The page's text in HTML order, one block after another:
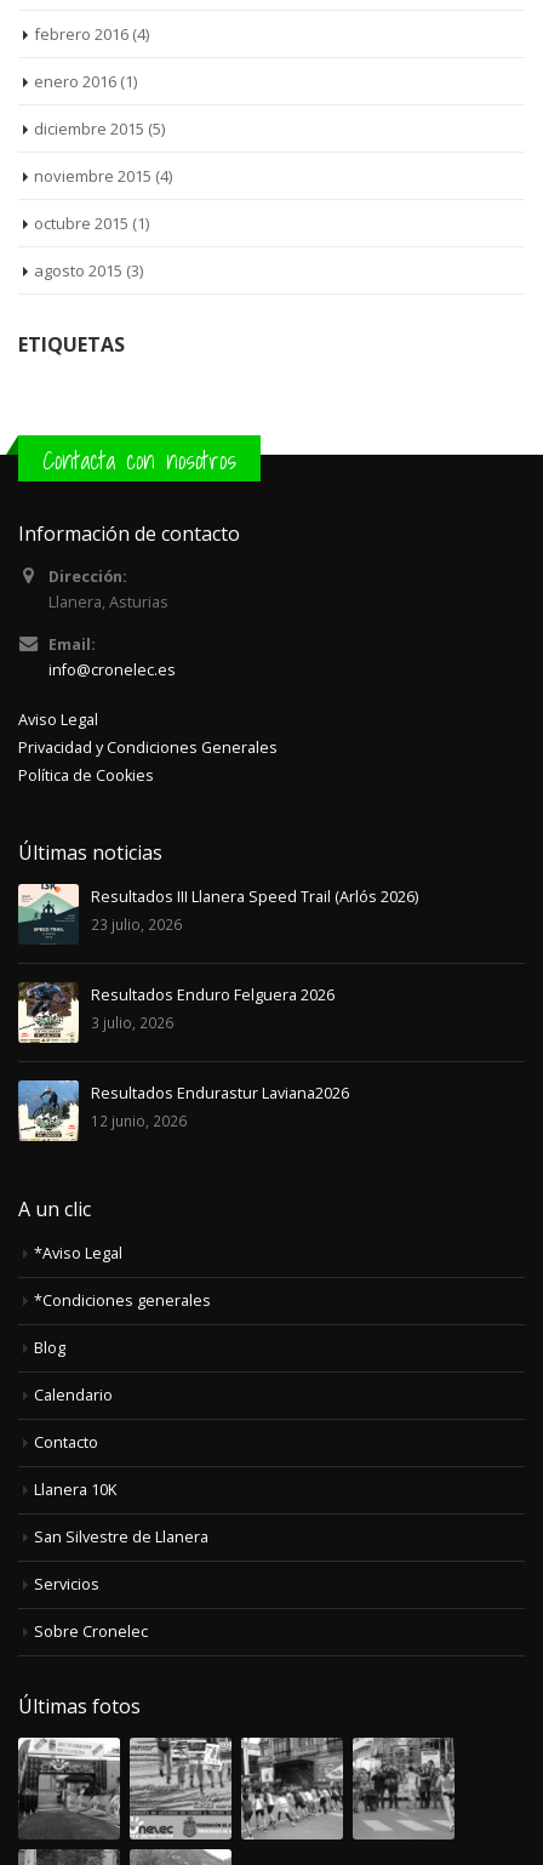
febrero 2016 (4)
enero 2016 (1)
diciembre 2015 (5)
noviembre 2015 (4)
octubre 2015 (1)
agosto 2015 (3)
ETIQUETAS
Contacta con nosotros
Información de contacto
Dirección:
Llanera, Asturias
Email:
info@cronelec.es
Aviso Legal
Privacidad y Condiciones Generales
Política de Cookies
Últimas noticias
Resultados III Llanera Speed Trail (Arlós 2026)
23 julio, 2026
Resultados Enduro Felguera 2026
3 julio, 2026
Resultados Endurastur Laviana2026
12 junio, 2026
A un clic
*Aviso Legal
*Condiciones generales
Blog
Calendario
Contacto
Llanera 10K
San Silvestre de Llanera
Servicios
Sobre Cronelec
Últimas fotos